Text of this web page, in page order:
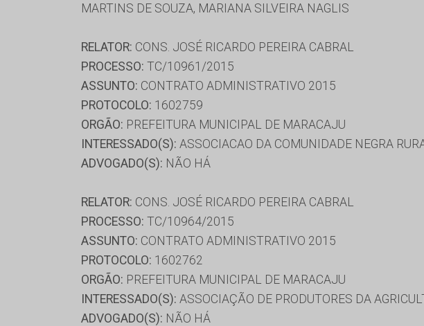
MARTINS DE SOUZA, MARIANA SILVEIRA NAGLIS
RELATOR: CONS. JOSÉ RICARDO PEREIRA CABRAL
PROCESSO: TC/10961/2015
ASSUNTO: CONTRATO ADMINISTRATIVO 2015
PROTOCOLO: 1602759
ORGÃO: PREFEITURA MUNICIPAL DE MARACAJU
INTERESSADO(S): ASSOCIACAO DA COMUNIDADE NEGRA
ADVOGADO(S): NÃO HÁ
RELATOR: CONS. JOSÉ RICARDO PEREIRA CABRAL
PROCESSO: TC/10964/2015
ASSUNTO: CONTRATO ADMINISTRATIVO 2015
PROTOCOLO: 1602762
ORGÃO: PREFEITURA MUNICIPAL DE MARACAJU
INTERESSADO(S): ASSOCIAÇÃO DE PRODUTORES DA
ADVOGADO(S): NÃO HÁ